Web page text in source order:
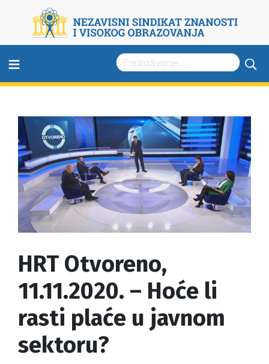
≡
HRT Otvoreno,
11.11.2020. – Hoće li
rasti plaće u javnom
sektoru?